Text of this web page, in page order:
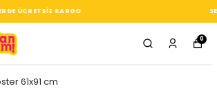
HER ÜRÜN, TARZINA DAIR KÜÇÜK BIR IMZA
0
61x91 cm